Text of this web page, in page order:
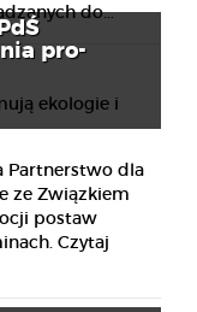
do...
pro-
Partnerstwo dla
ze Związkiem
postaw
Czytaj